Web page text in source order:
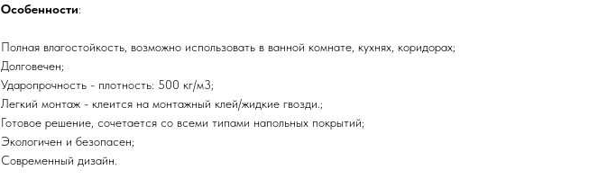
Особенности:
Полная влагостойкость, возможно использовать в ванной комнате, кухнях, коридорах;
Долговечен;
Ударопрочность - плотность: 500 кг/м3;
Легкий монтаж - клеится на монтажный клей/жидкие гвозди.;
Готовое решение, сочетается со всеми типами напольных покрытий;
Экологичен и безопасен;
Современный дизайн.